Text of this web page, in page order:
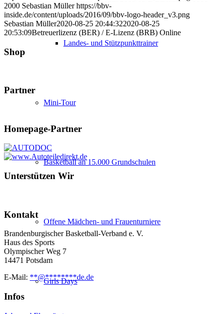
Landes- und Stützpunkttrainer
Mini-Tour
Basketball an 15.000 Grundschulen
Offene Mädchen- und Frauenturniere
Girls Days
2000 Sebastian Müller https://bbv-
inside.de/content/uploads/2016/09/bbv-logo-header_v3.png
Sebastian Müller2020-08-25 20:44:322020-08-25
20:53:09Betreuerlizenz (BER) / E-Lizenz (BRB) Online
Shop
Partner
Homepage-Partner
Unterstützen Wir
Kontakt
Brandenburgischer Basketball-Verband e. V.
Haus des Sports
Olympischer Weg 7
14471 Potsdam
E-Mail: **@********de.de
Infos